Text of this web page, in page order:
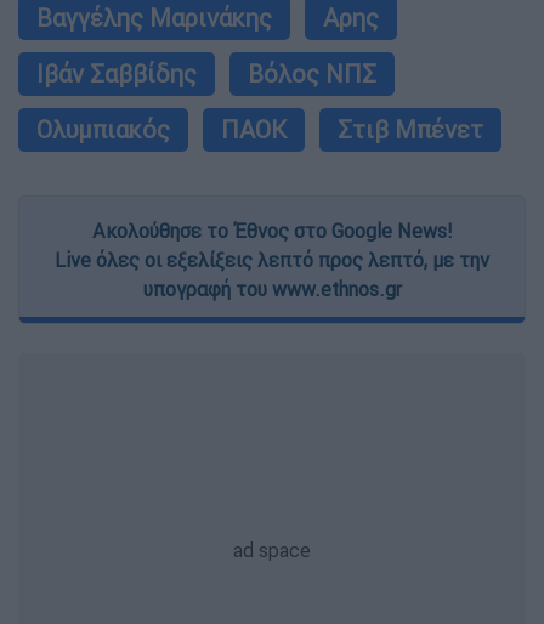
Βαγγέλης Μαρινάκης
Αρης
Ιβάν Σαββίδης
Βόλος ΝΠΣ
Ολυμπιακός
ΠΑΟΚ Στιβ Μπένετ
Ακολούθησε το Έθνος στο Google News!
Live όλες οι εξελίξεις λεπτό προς λεπτό, με την
υπογραφή του www.ethnos.gr